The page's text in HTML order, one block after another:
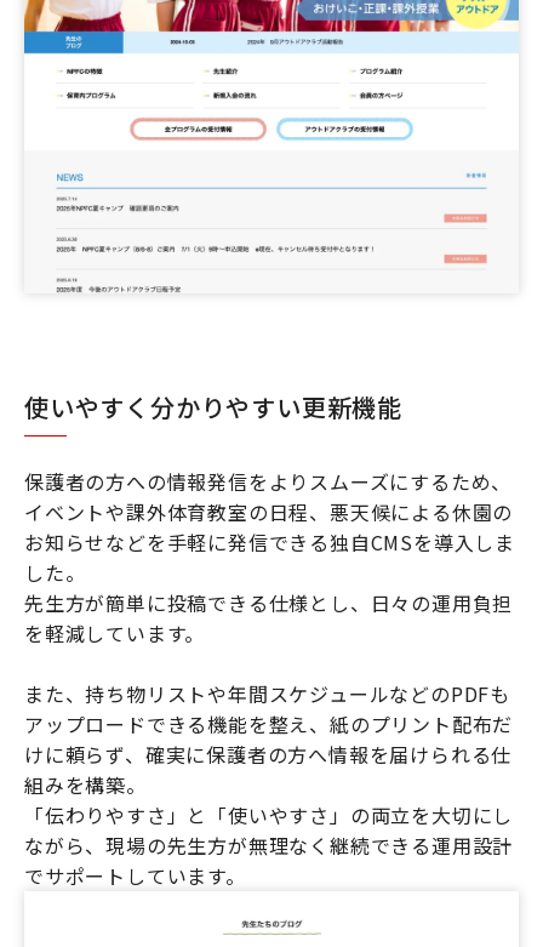
使いやすく分かりやすい更新機能
保護者の方への情報発信をよりスムーズにするため、
イベントや課外体育教室の日程、悪天候による休園の
お知らせなどを手軽に発信できる独自CMSを導入しま
した。
先生方が簡単に投稿できる仕様とし、日々の運用負担
を軽減しています。
また、持ち物リストや年間スケジュールなどのPDFも
アップロードできる機能を整え、紙のプリント配布だ
けに頼らず、確実に保護者の方へ情報を届けられる仕
組みを構築。
「伝わりやすさ」と「使いやすさ」の両立を大切にし
ながら、現場の先生方が無理なく継続できる運用設計
でサポートしています。